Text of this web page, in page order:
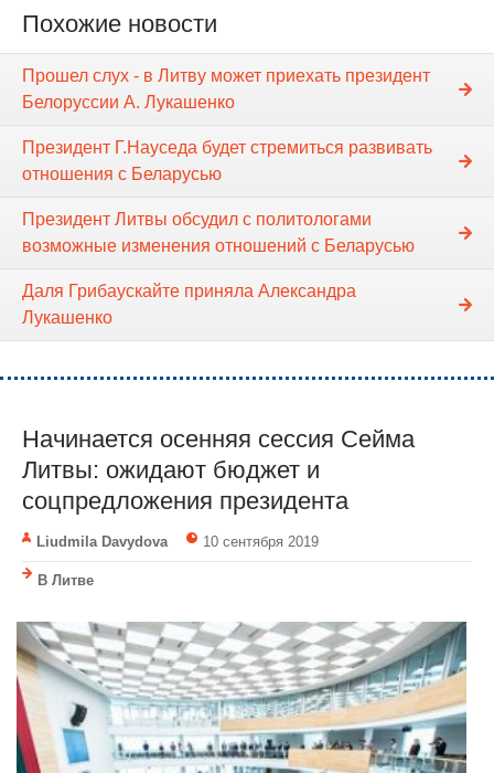
Похожие новости
Прошел слух - в Литву может приехать президент
Белоруссии А. Лукашенко
Президент Г.Науседа будет стремиться развивать
отношения с Беларусью
Президент Литвы обсудил с политологами
возможные изменения отношений с Беларусью
Даля Грибаускайте приняла Александра
Лукашенко
Начинается осенняя сессия Сейма
Литвы: ожидают бюджет и
соцпредложения президента
Liudmila Davydova 10 сентября 2019
В Литве